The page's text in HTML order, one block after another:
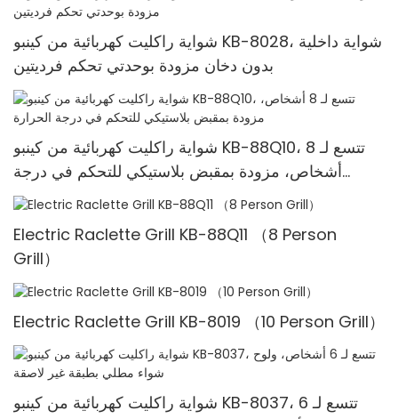
شواية راكليت كهربائية من كينبو KB-8028، شواية داخلية
بدون دخان مزودة بوحدتي تحكم فرديتين
شواية راكليت كهربائية من كينبو KB-88Q10، تتسع لـ 8
أشخاص، مزودة بمقبض بلاستيكي للتحكم في درجة
الحرارة
Electric Raclette Grill KB-88Q11 （8 Person
Grill）
Electric Raclette Grill KB-8019 （10 Person Grill）
شواية راكليت كهربائية من كينبو KB-8037، تتسع لـ 6